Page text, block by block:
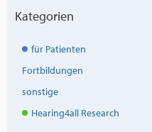
Kategorien
für Patienten
Fortbildungen
sonstige
Hearing4all Research